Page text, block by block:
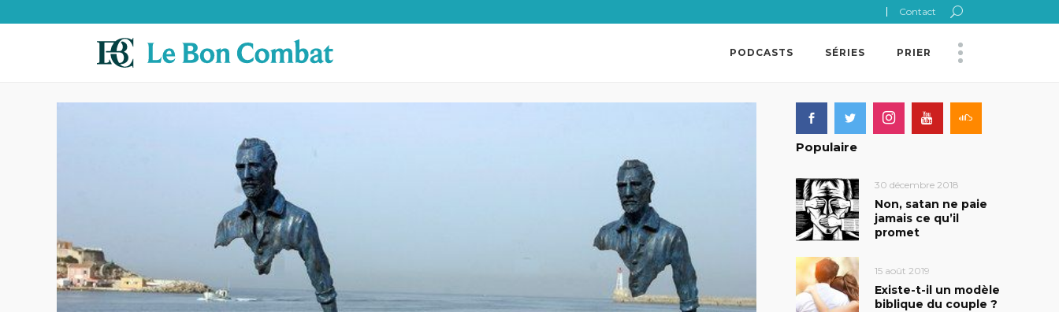
Contact
PODCASTS SÉRIES PRIER
Populaire
30 décembre 2018
Non, satan ne paie
jamais ce qu’il
promet
15 août 2019
Existe-t-il un modèle
biblique du couple ?